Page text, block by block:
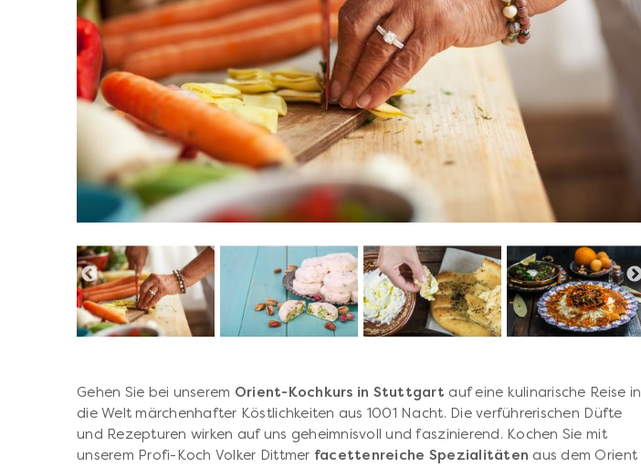
Gehen Sie bei unserem Orient-Kochkurs in Stuttgart auf eine kulinarische Reise in
die Welt märchenhafter Köstlichkeiten aus 1001 Nacht. Die verführerischen Düfte
und Rezepturen wirken auf uns geheimnisvoll und faszinierend. Kochen Sie mit
unserem Profi-Koch Volker Dittmer facettenreiche Spezialitäten aus dem Orient